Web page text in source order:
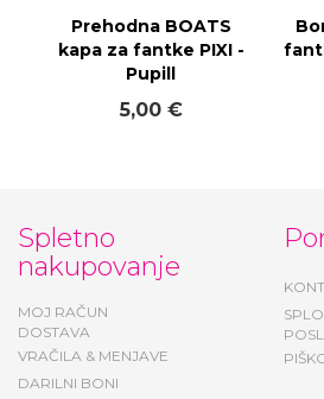
Prehodna BOATS
kapa za fantke PIXI -
Pupill
5,00 €
Spletno
nakupovanje
MOJ RAČUN
DOSTAVA
VRAČILA & MENJAVE
DARILNI BONI